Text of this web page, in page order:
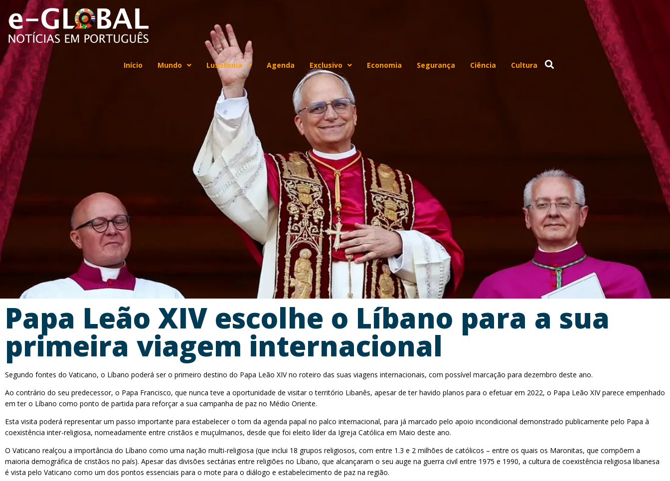
Início Mundo Lusofonia Agenda Exclusivo Economia Segurança Ciência Cultura
Papa Leão XIV escolhe o Líbano para a sua
primeira viagem internacional
Segundo fontes do Vaticano, o Líbano poderá ser o primeiro destino do Papa Leão XIV no roteiro das suas viagens internacionais, com possível marcação para dezembro deste ano.
Ao contrário do seu predecessor, o Papa Francisco, que nunca teve a oportunidade de visitar o território Libanês, apesar de ter havido planos para o efetuar em 2022, o Papa Leão XIV parece empenhado
em ter o Líbano como ponto de partida para reforçar a sua campanha de paz no Médio Oriente.
Esta visita poderá representar um passo importante para estabelecer o tom da agenda papal no palco internacional, para já marcado pelo apoio incondicional demonstrado publicamente pelo Papa à
coexistência inter-religiosa, nomeadamente entre cristãos e muçulmanos, desde que foi eleito líder da Igreja Católica em Maio deste ano.
O Vaticano realçou a importância do Líbano como uma nação multi-religiosa (que inclui 18 grupos religiosos, com entre 1.3 e 2 milhões de católicos – entre os quais os Maronitas, que compõem a
maioria demográfica de cristãos no país). Apesar das divisões sectárias entre religiões no Líbano, que alcançaram o seu auge na guerra civil entre 1975 e 1990, a cultura de coexistência religiosa libanesa
é vista pelo Vaticano como um dos pontos essenciais para o mote para o diálogo e estabelecimento de paz na região.